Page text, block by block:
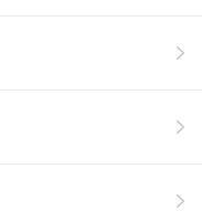
フが平置きの状態で測